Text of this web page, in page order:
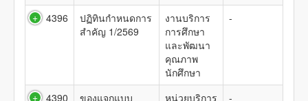
4396
ปฏิทินกำหนดการ
สำคัญ 1/2569
งานบริการ
การศึกษา
และพัฒนา
คุณภาพ
นักศึกษา
-
4390
ของแจกแบบ
หน่วยบริการ
-